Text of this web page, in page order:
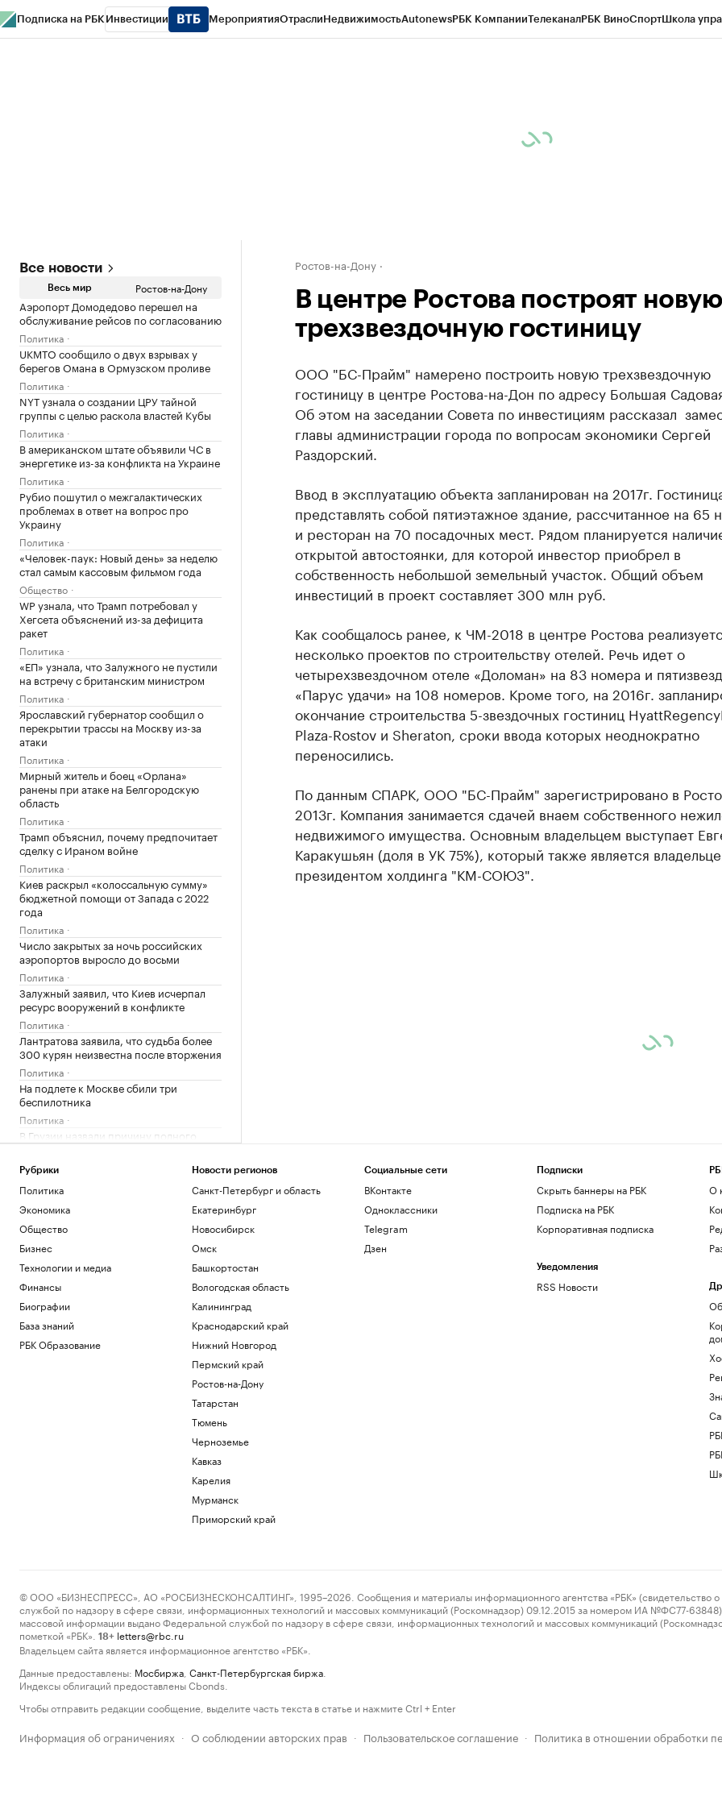
Подписка на РБК Инвестиции МероприятияОтраслиНедвижимостьAutonewsРБК КомпанииТелеканалРБК ВиноСпортШкола
Все новости
Весь мир Ростов-на-Дону
Аэропорт Домодедово перешел на
обслуживание рейсов по согласованию
Политика
UKMTO сообщило о двух взрывах у
берегов Омана в Ормузском проливе
Политика
NYT узнала о создании ЦРУ тайной
группы с целью раскола властей Кубы
Политика
В американском штате объявили ЧС в
энергетике из-за конфликта на Украине
Политика
Рубио пошутил о межгалактических
проблемах в ответ на вопрос про
Украину
Политика
«Человек-паук: Новый день» за неделю
стал самым кассовым фильмом года
Общество
WP узнала, что Трамп потребовал у
Хегсета объяснений из-за дефицита
ракет
Политика
«ЕП» узнала, что Залужного не пустили
на встречу с британским министром
Политика
Ярославский губернатор сообщил о
перекрытии трассы на Москву из-за
атаки
Политика
Мирный житель и боец «Орлана»
ранены при атаке на Белгородскую
область
Политика
Трамп объяснил, почему предпочитает
сделку с Ираном войне
Политика
Киев раскрыл «колоссальную сумму»
бюджетной помощи от Запада с 2022
года
Политика
Число закрытых за ночь российских
аэропортов выросло до восьми
Политика
Залужный заявил, что Киев исчерпал
ресурс вооружений в конфликте
Политика
Лантратова заявила, что судьба более
300 курян неизвестна после вторжения
Политика
На подлете к Москве сбили три
беспилотника
Политика
В Грузии назвали причину полного
блэкаута в стране
Общество
теракта» в инциденте с дроном в
аэропорту
Политика
Украина признала угрозой
нацбезопасности актрису из сериала
«СашаТаня»
Политика
Reuters раскрыл одну из крупнейших
уступок Ирану в конфликте с США
Ростов-на-Дону
В центре Ростова построят новую
трехзвездочную гостиницу
ООО "БС-Прайм" намерено построить новую трехзвездочную
гостиницу в центре Ростова-на-Дон по адресу Большая
Об этом на заседании Совета по инвестициям рассказал
главы администрации города по вопросам экономики Сергей
Раздорский.
Ввод в эксплуатацию объекта запланирован на 2017г.
представлять собой пятиэтажное здание, рассчитанное на 65
и ресторан на 70 посадочных мест. Рядом планируется
открытой автостоянки, для которой инвестор приобрел в
собственность небольшой земельный участок. Общий объем
инвестиций в проект составляет 300 млн руб.
Как сообщалось ранее, к ЧМ-2018 в центре Ростова
несколько проектов по строительству отелей. Речь идет о
четырехзвездочном отеле «Доломан» на 83 номера и
«Парус удачи» на 108 номеров. Кроме того, на 2016г.
окончание строительства 5-звездочных гостиниц
Plaza-Rostov и Sheraton, сроки ввода которых неоднократно
переносились.
По данным СПАРК, ООО "БС-Прайм" зарегистрировано в
2013г. Компания занимается сдачей внаем собственного
недвижимого имущества. Основным владельцем выступает
Каракушьян (доля в УК 75%), который также является
президентом холдинга "КМ-СОЮЗ".
Рубрики
Политика
Экономика
Общество
Бизнес
Технологии и медиа
Финансы
Биографии
База знаний
РБК Образование
Новости регионов
Санкт-Петербург и область
Екатеринбург
Новосибирск
Омск
Башкортостан
Вологодская область
Калининград
Краснодарский край
Нижний Новгород
Пермский край
Ростов-на-Дону
Татарстан
Тюмень
Черноземье
Кавказ
Карелия
Мурманск
Приморский край
Социальные сети
ВКонтакте
Одноклассники
Telegram
Дзен
Подписки
Скрыть баннеры на РБК
Подписка на РБК
Корпоративная подписка
Уведомления
RSS Новости
О
© ООО «БИЗНЕСПРЕСС», АО «РОСБИЗНЕСКОНСАЛТИНГ», 1995–2026. Сообщения и материалы информационного агентства «РБК» (свидетельство о
службой по надзору в сфере связи, информационных технологий и массовых коммуникаций (Роскомнадзор) 09.12.2015 за номером ИА №ФС77-63848)
массовой информации выдано Федеральной службой по надзору в сфере связи, информационных технологий и массовых коммуникаций
пометкой «РБК».
18+ letters@rbc.ru
Владельцем сайта является информационное агентство «РБК».
Данные предоставлены: Мосбиржа Санкт-Петербургская биржа
Индексы облигаций предоставлены Cbonds.
Чтобы отправить редакции сообщение, выделите часть текста в статье и нажмите Ctrl + Enter
Информация об ограничениях · О соблюдении авторских прав · Пользовательское соглашение · Политика в отношении обработки